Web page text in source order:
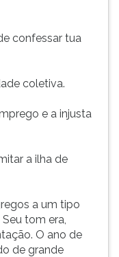
confessar tua
coletiva.
e a injusta
a ilha de
a um tipo
tom era,
O ano de
de grande